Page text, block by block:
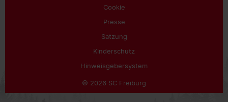
Cookie
Presse
Satzung
Kinderschutz
Hinweisgebersystem
© 2026 SC Freiburg